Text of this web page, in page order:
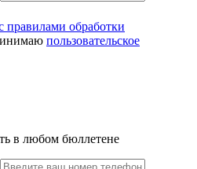
правилами обработки
пользовательское
в любом бюллетене